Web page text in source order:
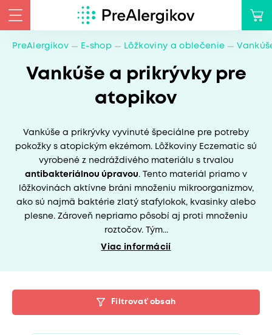
PreAlergikov E-shop Lôžkoviny a oblečenie
Vankúše a prikrývky pre
atopikov
Vankúše a prikrývky vyvinuté špeciálne pre potreby
pokožky s atopickým ekzémom. Lôžkoviny Eczematic sú
vyrobené z nedráždivého materiálu s trvalou
antibakteriálnou úpravou. Tento materiál priamo v
lôžkovinách aktívne bráni množeniu mikroorganizmov,
ako sú najmä baktérie zlatý stafylokok, kvasinky alebo
plesne. Zároveň nepriamo pôsobí aj proti množeniu
roztočov. Tým...
Viac informácií
Filtrovať obsah